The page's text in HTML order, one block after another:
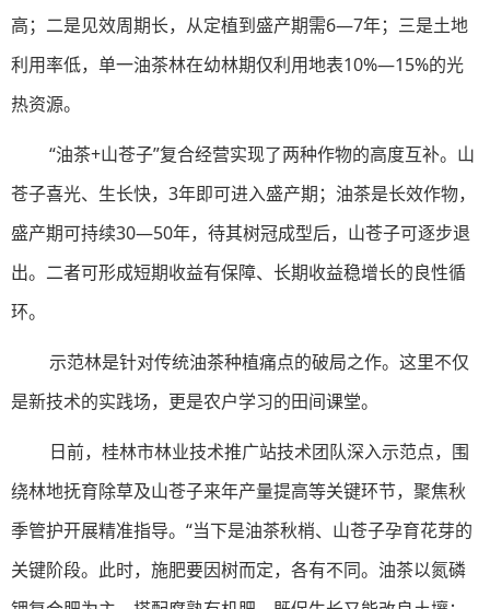
高；二是见效周期长，从定植到盛产期需6—7年；三是土地
利用率低，单一油茶林在幼林期仅利用地表10%—15%的光
热资源。
“油茶+山苍子”复合经营实现了两种作物的高度互补。山
苍子喜光、生长快，3年即可进入盛产期；油茶是长效作物，
盛产期可持续30—50年，待其树冠成型后，山苍子可逐步退
出。二者可形成短期收益有保障、长期收益稳增长的良性循
环。
示范林是针对传统油茶种植痛点的破局之作。这里不仅
是新技术的实践场，更是农户学习的田间课堂。
日前，桂林市林业技术推广站技术团队深入示范点，围
绕林地抚育除草及山苍子来年产量提高等关键环节，聚焦秋
季管护开展精准指导。“当下是油茶秋梢、山苍子孕育花芽的
关键阶段。此时，施肥要因树而定，各有不同。油茶以氮磷